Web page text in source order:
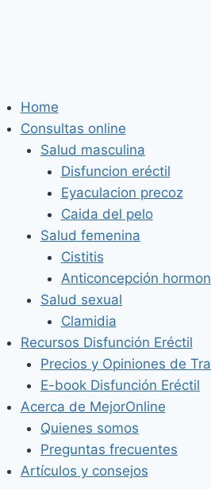
Home
Consultas online
Salud masculina
Disfuncion eréctil
Eyaculacion precoz
Caida del pelo
Salud femenina
Cistitis
Anticoncepción
Salud sexual
Clamidia
Recursos Disfunción Eréctil
Precios y Opiniones de
E-book Disfunción Eréctil
Acerca de MejorOnline
Quienes somos
Preguntas frecuentes
Artículos y consejos